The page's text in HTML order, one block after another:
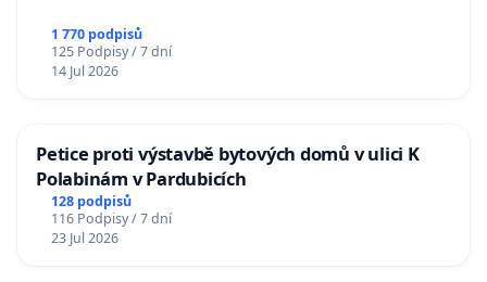
1 770 podpisů
125 Podpisy / 7 dní
14 Jul 2026
Petice proti výstavbě bytových domů v ulici K
Polabinám v Pardubicích
128 podpisů
116 Podpisy / 7 dní
23 Jul 2026